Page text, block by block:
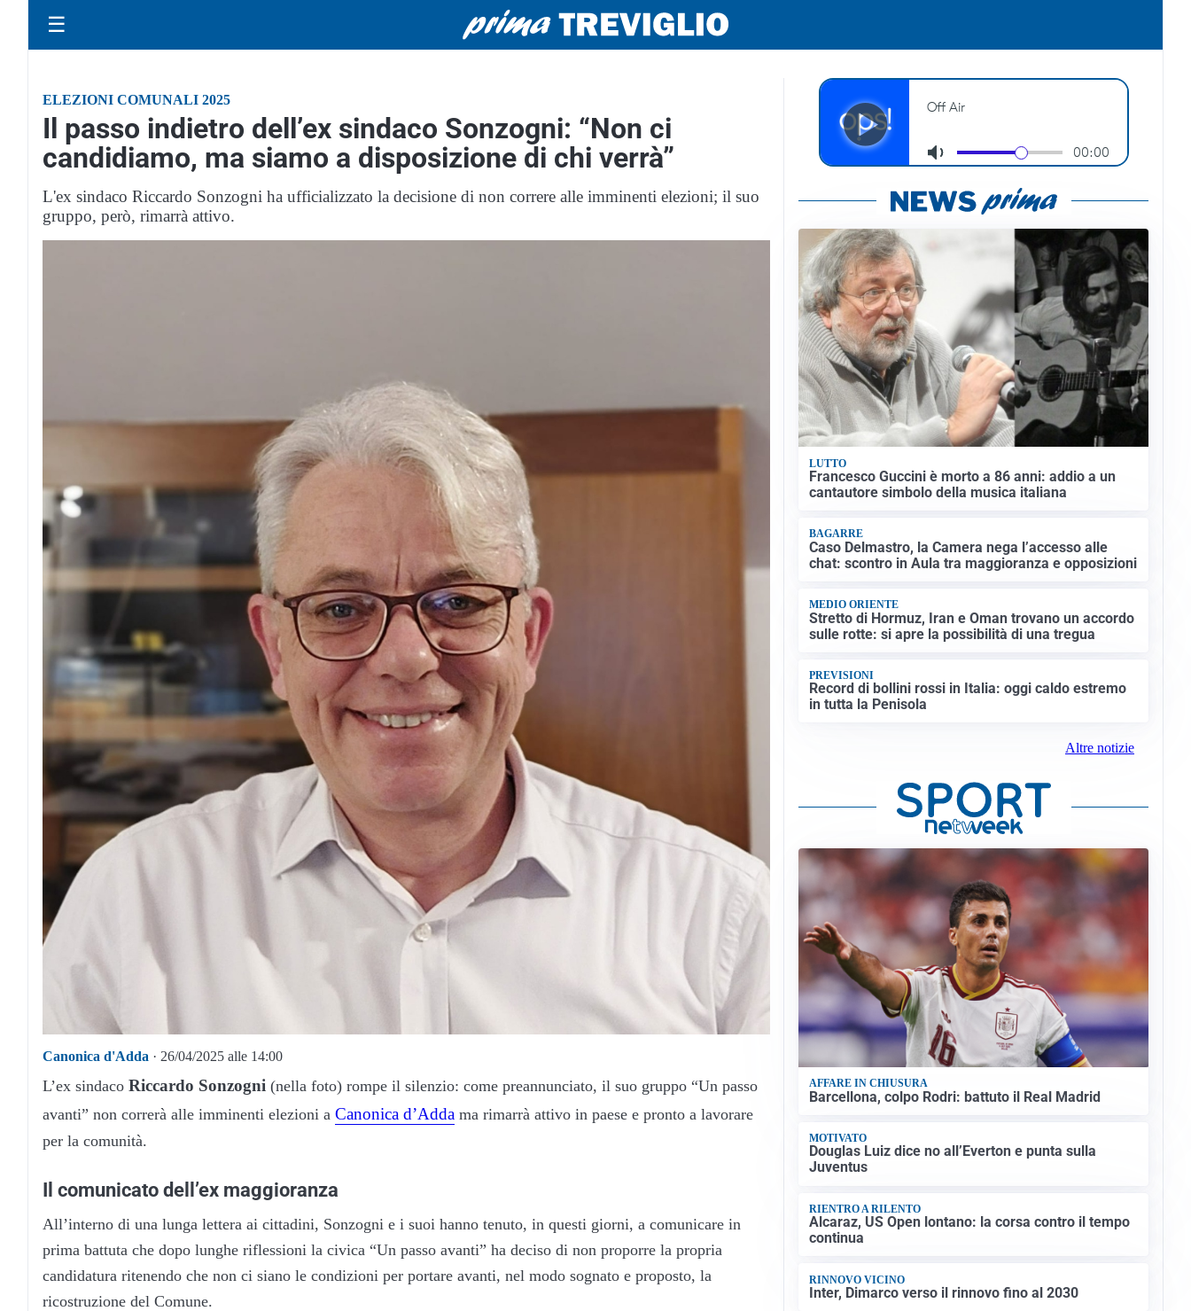
☰
ELEZIONI COMUNALI 2025
Il passo indietro dell’ex sindaco Sonzogni: “Non ci
candidiamo, ma siamo a disposizione di chi verrà”
L'ex sindaco Riccardo Sonzogni ha ufficializzato la decisione di non correre alle imminenti elezioni; il suo
gruppo, però, rimarrà attivo.
Canonica d'Adda · 26/04/2025 alle 14:00
L’ex sindaco Riccardo Sonzogni (nella foto) rompe il silenzio: come preannunciato, il suo gruppo “Un passo
avanti” non correrà alle imminenti elezioni a Canonica d’Adda ma rimarrà attivo in paese e pronto a lavorare
per la comunità.
Il comunicato dell’ex maggioranza
All’interno di una lunga lettera ai cittadini, Sonzogni e i suoi hanno tenuto, in questi giorni, a comunicare in
prima battuta che dopo lunghe riflessioni la civica “Un passo avanti” ha deciso di non proporre la propria
candidatura ritenendo che non ci siano le condizioni per portare avanti, nel modo sognato e proposto, la
ricostruzione del Comune.
LUTTO
Francesco Guccini è morto a 86 anni: addio a un
cantautore simbolo della musica italiana
BAGARRE
Caso Delmastro, la Camera nega l’accesso alle
chat: scontro in Aula tra maggioranza e opposizioni
MEDIO ORIENTE
Stretto di Hormuz, Iran e Oman trovano un accordo
sulle rotte: si apre la possibilità di una tregua
PREVISIONI
Record di bollini rossi in Italia: oggi caldo estremo
in tutta la Penisola
Altre notizie
AFFARE IN CHIUSURA
Barcellona, colpo Rodri: battuto il Real Madrid
MOTIVATO
Douglas Luiz dice no all’Everton e punta sulla
Juventus
RIENTRO A RILENTO
Alcaraz, US Open lontano: la corsa contro il tempo
continua
RINNOVO VICINO
Inter, Dimarco verso il rinnovo fino al 2030